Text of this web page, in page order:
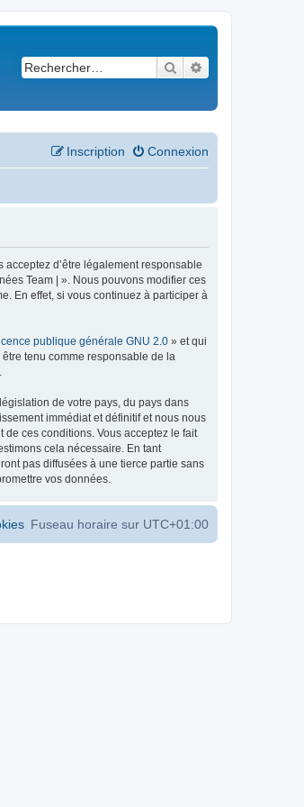
Rechercher
Connexion
Inscription
acceptez d’être légalement responsable
Team | ». Nous pouvons modifier ces
En effet, si vous continuez à participer à
publique générale GNU 2.0 » et qui
tenu comme responsable de la
de votre pays, du pays dans
immédiat et définitif et nous nous
de ces conditions. Vous acceptez le fait
cela nécessaire. En tant
pas diffusées à une tierce partie sans
vos données.
Fuseau horaire sur UTC+01:00